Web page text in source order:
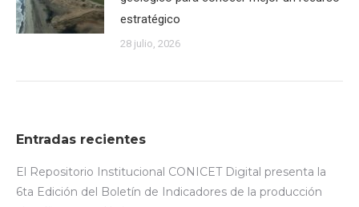
estratégico
28 julio, 2026
Entradas recientes
El Repositorio Institucional CONICET Digital presenta la
6ta Edición del Boletín de Indicadores de la producción